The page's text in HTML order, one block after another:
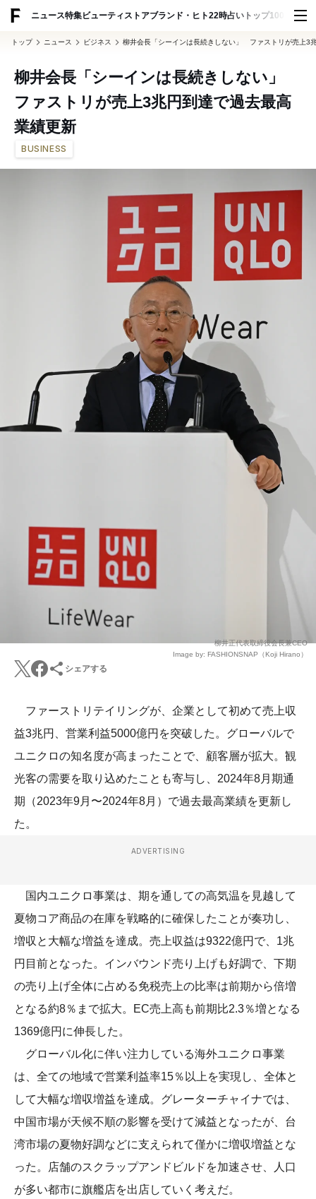
ニュース特集ビューティ ストアブランド・ヒト22時占い トップ100 スナッ
トップ ニュース ビジネス 柳井会長「シーインは長続きしない」 ファストリが売上3
柳井会長「シーインは長続きしない」
ファストリが売上3兆円到達で過去最高
業績更新
BUSINESS
柳井正代表取締役会長兼CEO
Image by: FASHIONSNAP（Koji Hirano）
シェアする
ファーストリテイリングが、企業として初めて売上収
益3兆円、営業利益5000億円を突破した。グローバルで
ユニクロの知名度が高まったことで、顧客層が拡大。観
光客の需要を取り込めたことも寄与し、2024年8月期通
期（2023年9月〜2024年8月）で過去最高業績を更新し
た。
ADVERTISING
国内ユニクロ事業は、期を通しての高気温を見越して
夏物コア商品の在庫を戦略的に確保したことが奏功し、
増収と大幅な増益を達成。売上収益は9322億円で、1兆
円目前となった。インバウンド売り上げも好調で、下期
の売り上げ全体に占める免税売上の比率は前期から倍増
となる約8％まで拡大。EC売上高も前期比2.3％増となる
1369億円に伸長した。
グローバル化に伴い注力している海外ユニクロ事業
は、全ての地域で営業利益率15％以上を実現し、全体と
して大幅な増収増益を達成。グレーターチャイナでは、
中国市場が天候不順の影響を受けて減益となったが、台
湾市場の夏物好調などに支えられて僅かに増収増益とな
った。店舗のスクラップアンドビルドを加速させ、人口
が多い都市に旗艦店を出店していく考えだ。